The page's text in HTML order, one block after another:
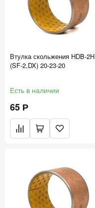
Втулка скольжения HDB-2H
(SF-2,DX) 20-23-20
Есть в наличии
65 Р